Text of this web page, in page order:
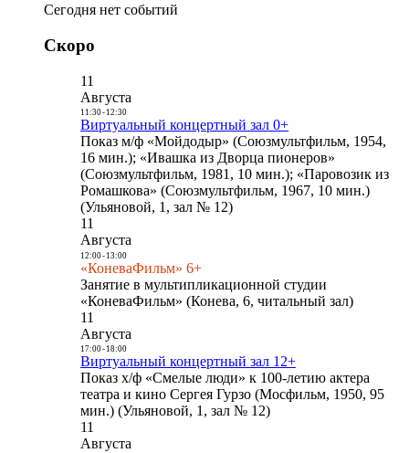
Сегодня нет событий
Скоро
11
Августа
11:30- 12:30
Виртуальный концертный зал 0+
Показ м/ф «Мойдодыр» (Союзмультфильм, 1954,
16 мин.); «Ивашка из Дворца пионеров»
(Союзмультфильм, 1981, 10 мин.); «Паровозик из
Ромашкова» (Союзмультфильм, 1967, 10 мин.)
(Ульяновой, 1, зал № 12)
11
Августа
12:00- 13:00
«КоневаФильм» 6+
Занятие в мультипликационной студии
«КоневаФильм» (Конева, 6, читальный зал)
11
Августа
17:00- 18:00
Виртуальный концертный зал 12+
Показ х/ф «Смелые люди» к 100-летию актера
театра и кино Сергея Гурзо (Мосфильм, 1950, 95
мин.) (Ульяновой, 1, зал № 12)
11
Августа